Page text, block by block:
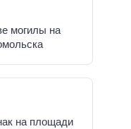
могилы на
на площади